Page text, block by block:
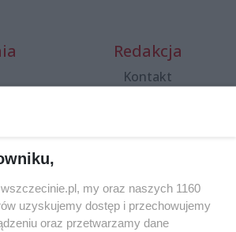
Redakcja
Kontakt
Specjalny koncert z okazji
20. urodzin portalu
wSzczecinie.pl
my oraz naszych 1160
uzyskujemy dostęp i przechowujemy
oraz przetwarzamy dane